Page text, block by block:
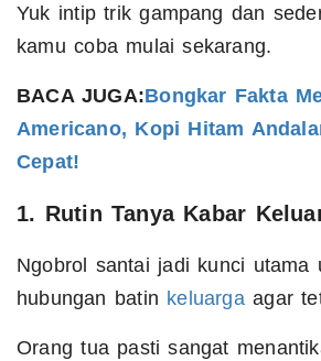
Yuk intip trik gampang dan
kamu coba mulai sekarang.
BACA JUGA:Bongkar Fakta
Americano, Kopi Hitam
Cepat!
1. Rutin Tanya Kabar
Ngobrol santai jadi kunci utama
hubungan batin keluargaagar
Orang tua pasti sangat